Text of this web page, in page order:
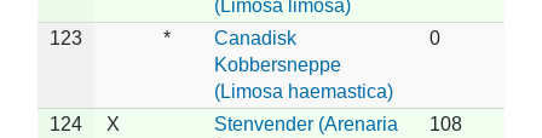
(Limosa limosa)
123
*
Canadisk
Kobbersneppe
(Limosa haemastica)
0
124 X
Stenvender (Arenaria
108